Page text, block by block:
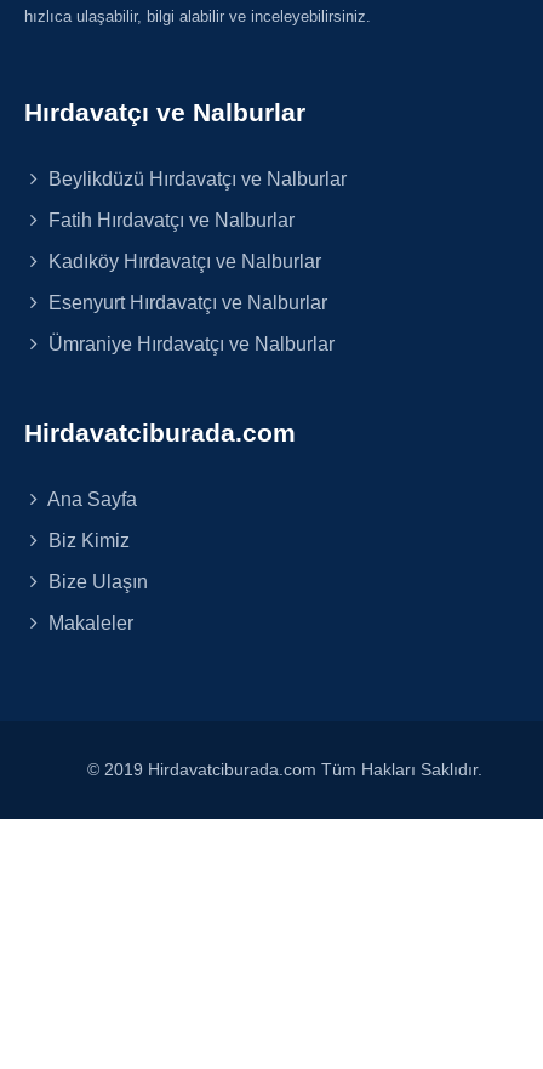
hızlıca ulaşabilir, bilgi alabilir ve inceleyebilirsiniz.
Hırdavatçı ve Nalburlar
Beylikdüzü Hırdavatçı ve Nalburlar
Fatih Hırdavatçı ve Nalburlar
Kadıköy Hırdavatçı ve Nalburlar
Esenyurt Hırdavatçı ve Nalburlar
Ümraniye Hırdavatçı ve Nalburlar
Hirdavatciburada.com
Ana Sayfa
Biz Kimiz
Bize Ulaşın
Makaleler
© 2019 Hirdavatciburada.com Tüm Hakları Saklıdır.